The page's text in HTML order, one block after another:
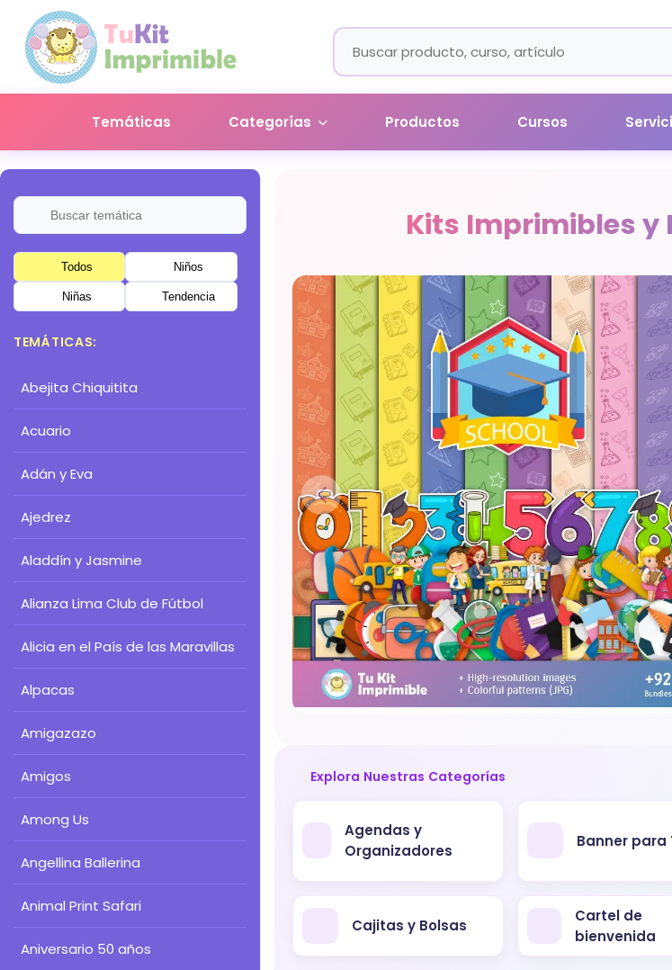
Temáticas Categorías Productos Cursos
Todos Niños
Niñas Tendencia
TEMÁTICAS:
Abejita Chiquitita
Acuario
Adán y Eva
Ajedrez
Aladdín y Jasmine
Alianza Lima Club de Fútbol
Alicia en el País de las Maravillas
Alpacas
Amigazazo
Amigos
Among Us
Angellina Ballerina
Animal Print Safari
Aniversario 50 años
Kits Imprimibles y
Explora Nuestras Categorías
Agendas y
Organizadores
Banner para
Cajitas y Bolsas
Cartel de
bienvenida